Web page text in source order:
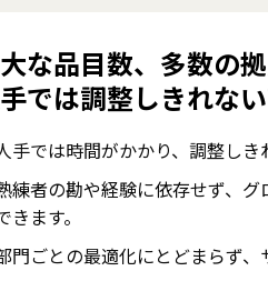
な品目数、多数の
では調整しきれな
手では時間がかかり、調整しき
練者の勘や経験に依存せず、
きます。
門ごとの最適化にとどまらず、